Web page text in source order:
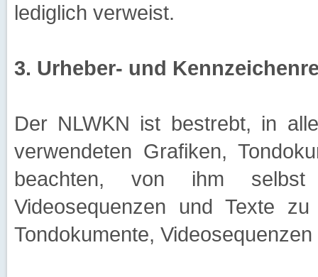
lediglich verweist.
3. Urheber- und
Der NLWKN ist bestrebt, in
verwendeten Grafiken,
beachten, von ihm selbst
Videosequenzen und Texte
Tondokumente,